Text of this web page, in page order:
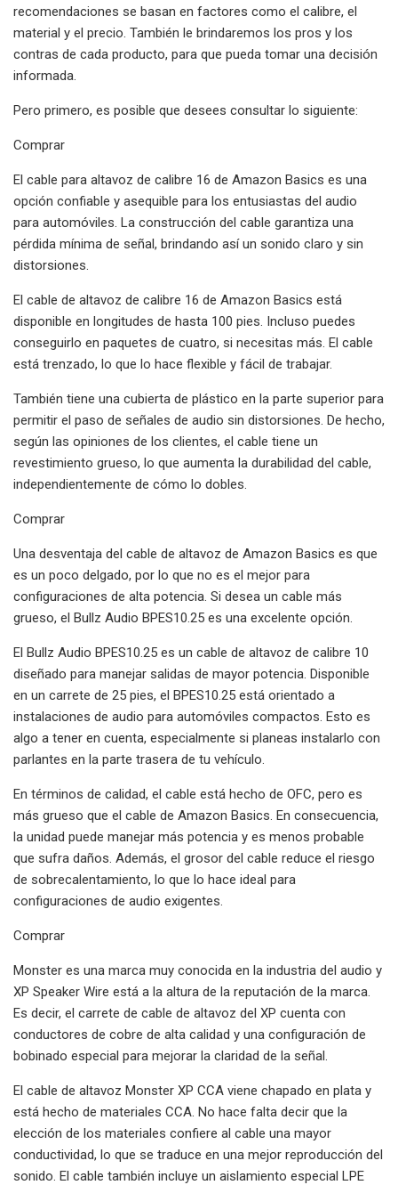
recomendaciones se basan en factores como el calibre, el
material y el precio. También le brindaremos los pros y los
contras de cada producto, para que pueda tomar una decisión
informada.
Pero primero, es posible que desees consultar lo siguiente:
Comprar
El cable para altavoz de calibre 16 de Amazon Basics es una
opción confiable y asequible para los entusiastas del audio
para automóviles. La construcción del cable garantiza una
pérdida mínima de señal, brindando así un sonido claro y sin
distorsiones.
El cable de altavoz de calibre 16 de Amazon Basics está
disponible en longitudes de hasta 100 pies. Incluso puedes
conseguirlo en paquetes de cuatro, si necesitas más. El cable
está trenzado, lo que lo hace flexible y fácil de trabajar.
También tiene una cubierta de plástico en la parte superior para
permitir el paso de señales de audio sin distorsiones. De hecho,
según las opiniones de los clientes, el cable tiene un
revestimiento grueso, lo que aumenta la durabilidad del cable,
independientemente de cómo lo dobles.
Comprar
Una desventaja del cable de altavoz de Amazon Basics es que
es un poco delgado, por lo que no es el mejor para
configuraciones de alta potencia. Si desea un cable más
grueso, el Bullz Audio BPES10.25 es una excelente opción.
El Bullz Audio BPES10.25 es un cable de altavoz de calibre 10
diseñado para manejar salidas de mayor potencia. Disponible
en un carrete de 25 pies, el BPES10.25 está orientado a
instalaciones de audio para automóviles compactos. Esto es
algo a tener en cuenta, especialmente si planeas instalarlo con
parlantes en la parte trasera de tu vehículo.
En términos de calidad, el cable está hecho de OFC, pero es
más grueso que el cable de Amazon Basics. En consecuencia,
la unidad puede manejar más potencia y es menos probable
que sufra daños. Además, el grosor del cable reduce el riesgo
de sobrecalentamiento, lo que lo hace ideal para
configuraciones de audio exigentes.
Comprar
Monster es una marca muy conocida en la industria del audio y
XP Speaker Wire está a la altura de la reputación de la marca.
Es decir, el carrete de cable de altavoz del XP cuenta con
conductores de cobre de alta calidad y una configuración de
bobinado especial para mejorar la claridad de la señal.
El cable de altavoz Monster XP CCA viene chapado en plata y
está hecho de materiales CCA. No hace falta decir que la
elección de los materiales confiere al cable una mayor
conductividad, lo que se traduce en una mejor reproducción del
sonido. El cable también incluye un aislamiento especial LPE